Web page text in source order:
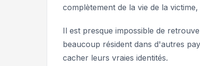
complètement de la vie de la
Il est presque impossible de
beaucoup résident dans d'autres
cacher leurs vraies identités.